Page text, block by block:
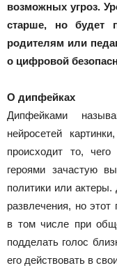
возможных угроз.
старше, но будет
родителям или
о цифровой
О дипфейках
Дипфейками
нейросетей
происходит то,
героями зачастую
политики или
развлечения, но
в том числе при
подделать голос
его действовать в